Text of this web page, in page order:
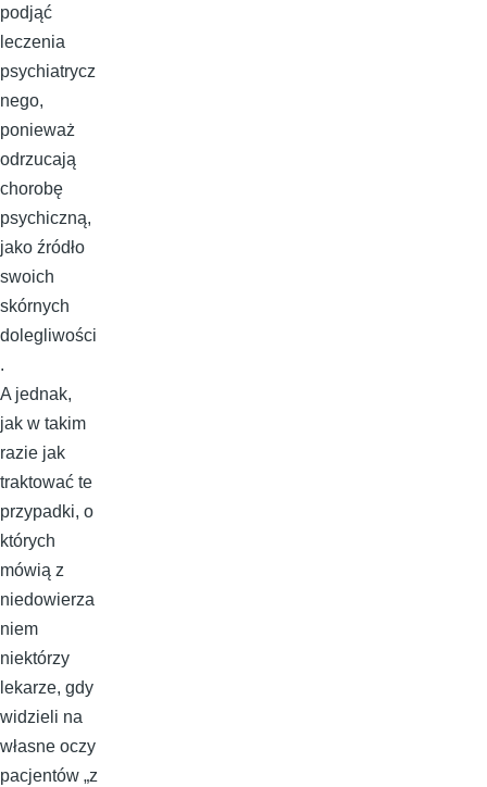
podjąć
leczenia
psychiatrycz
nego,
ponieważ
odrzucają
chorobę
psychiczną,
jako źródło
swoich
skórnych
dolegliwości
.
A jednak,
jak w takim
razie jak
traktować te
przypadki, o
których
mówią z
niedowierza
niem
niektórzy
lekarze, gdy
widzieli na
własne oczy
pacjentów „z